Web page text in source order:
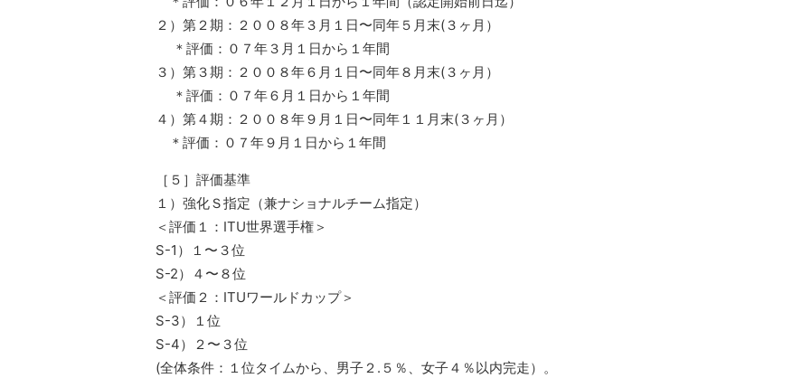
２）第２期：２００８年３月１日〜同年５月末(３ヶ月）
＊評価：０７年３月１日から１年間
３）第３期：２００８年６月１日〜同年８月末(３ヶ月）
＊評価：０７年６月１日から１年間
４）第４期：２００８年９月１日〜同年１１月末(３ヶ月）
＊評価：０７年９月１日から１年間
［５］評価基準
１）強化Ｓ指定（兼ナショナルチーム指定）
＜評価１：ITU世界選手権＞
S-1）１〜３位
S-2）４〜８位
＜評価２：ITUワールドカップ＞
S-3）１位
S-4）２〜３位
(全体条件：１位タイムから、男子２.５％、女子４％以内完走）。